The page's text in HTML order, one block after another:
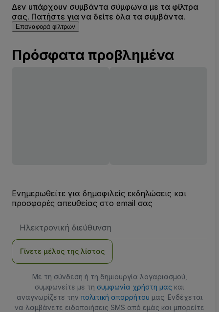
Δεν υπάρχουν συμβάντα σύμφωνα με τα φίλτρα
σας. Πατήστε για να δείτε όλα τα συμβάντα.
Επαναφορά φίλτρων
Πρόσφατα προβλημένα
Ενημερωθείτε για δημοφιλείς εκδηλώσεις και
προσφορές απευθείας στο email σας
Email
Γίνετε μέλος της λίστας
Με τη σύνδεση ή τη δημιουργία λογαριασμού,
συμφωνείτε με τη συμφωνία χρήστη μας και
αναγνωρίζετε την πολιτική απορρήτου μας. Ενδέχεται
να λαμβάνετε ειδοποιήσεις SMS από εμάς και μπορείτε